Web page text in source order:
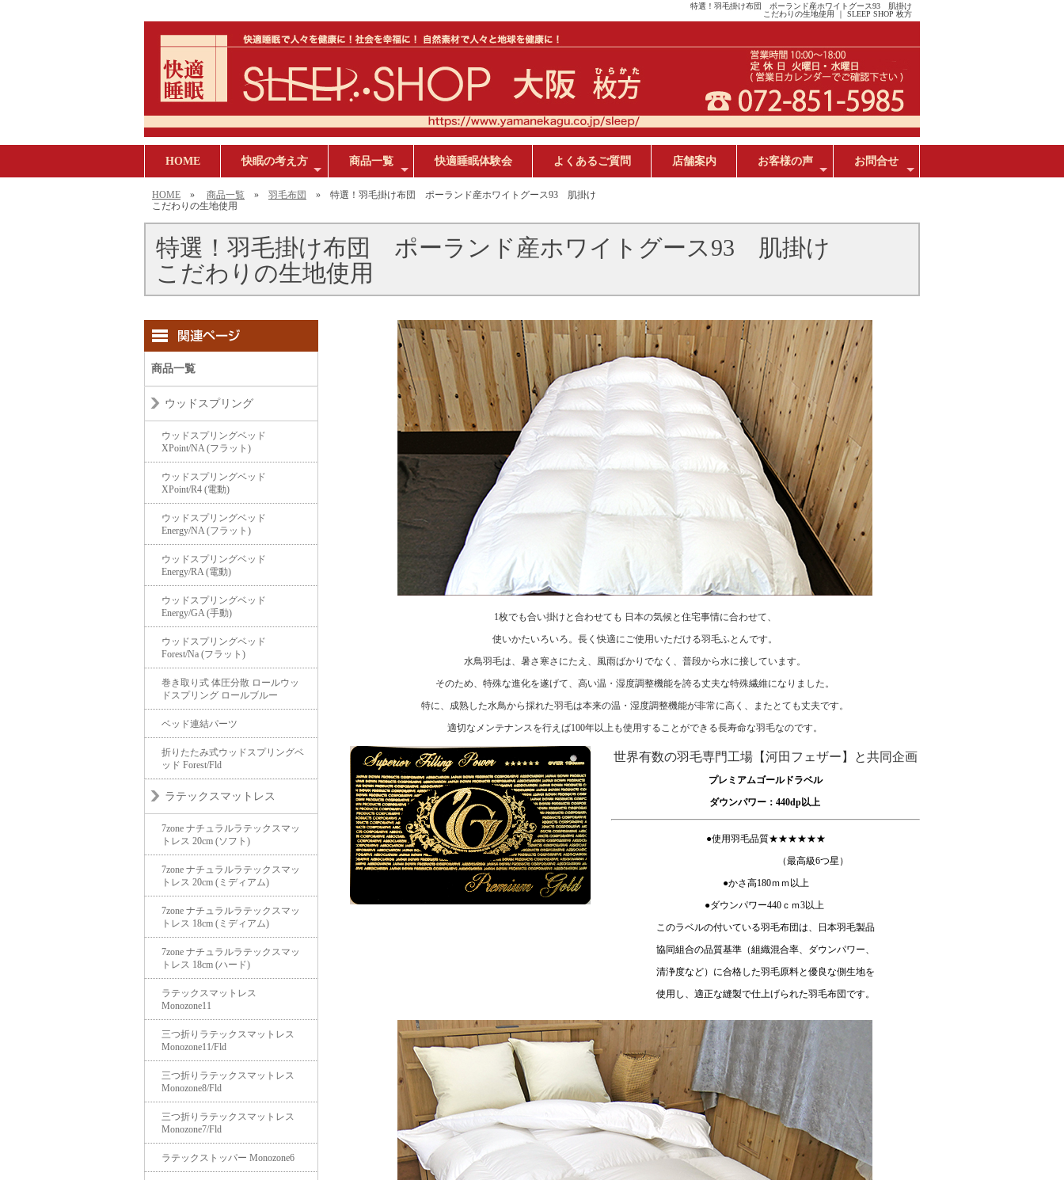
特選！羽毛掛け布団 ポーランド産ホワイトグース93 肌掛け
こだわりの生地使用 ｜ SLEEP SHOP 枚方
HOME 快眠の考え方 商品一覧 快適睡眠体験会 よくあるご質問 店舗案内 お客様の声 お問合せ
HOME » 商品一覧 » 羽毛布団
» 特選！羽毛掛け布団 ポーランド産ホワイトグース93 肌掛け
こだわりの生地使用
特選！羽毛掛け布団 ポーランド産ホワイトグース93 肌掛け
こだわりの生地使用
1枚でも合い掛けと合わせても 日本の気候と住宅事情に合わせて、
使いかたいろいろ。長く快適にご使用いただける羽毛ふとんです。
水鳥羽毛は、暑さ寒さにたえ、風雨ばかりでなく、普段から水に接しています。
そのため、特殊な進化を遂げて、高い温・湿度調整機能を誇る丈夫な特殊繊維になりました。
特に、成熟した水鳥から採れた羽毛は本来の温・湿度調整機能が非常に高く、またとても丈夫です。
適切なメンテナンスを行えば100年以上も使用することができる長寿命な羽毛なのです。
世界有数の羽毛専門工場【河田フェザー】と共同企画
プレミアムゴールドラベル
ダウンパワー：440dp以上
●使用羽毛品質★★★★★★
（最高級6つ星）
●かさ高180ｍｍ以上
●ダウンパワー440ｃｍ3以上
このラベルの付いている羽毛布団は、日本羽毛製品
協同組合の品質基準（組織混合率、ダウンパワー、
清浄度など）に合格した羽毛原料と優良な側生地を
使用し、適正な縫製で仕上げられた羽毛布団です。
商品一覧
ウッドスプリング
ウッドスプリングベッド
XPoint/NA (フラット)
ウッドスプリングベッド
XPoint/R4 (電動)
ウッドスプリングベッド
Energy/NA (フラット)
ウッドスプリングベッド
Energy/RA (電動)
ウッドスプリングベッド
Energy/GA (手動)
ウッドスプリングベッド
Forest/Na (フラット)
巻き取り式 体圧分散 ロールウッ
ドスプリング ロールブルー
ベッド連結パーツ
折りたたみ式ウッドスプリングベ
ッド Forest/Fld
ラテックスマットレス
7zone ナチュラルラテックスマッ
トレス 20cm (ソフト)
7zone ナチュラルラテックスマッ
トレス 20cm (ミディアム)
7zone ナチュラルラテックスマッ
トレス 18cm (ミディアム)
7zone ナチュラルラテックスマッ
トレス 18cm (ハード)
ラテックスマットレス
Monozone11
三つ折りラテックスマットレス
Monozone11/Fld
三つ折りラテックスマットレス
Monozone8/Fld
三つ折りラテックスマットレス
Monozone7/Fld
ラテックストッパー Monozone6